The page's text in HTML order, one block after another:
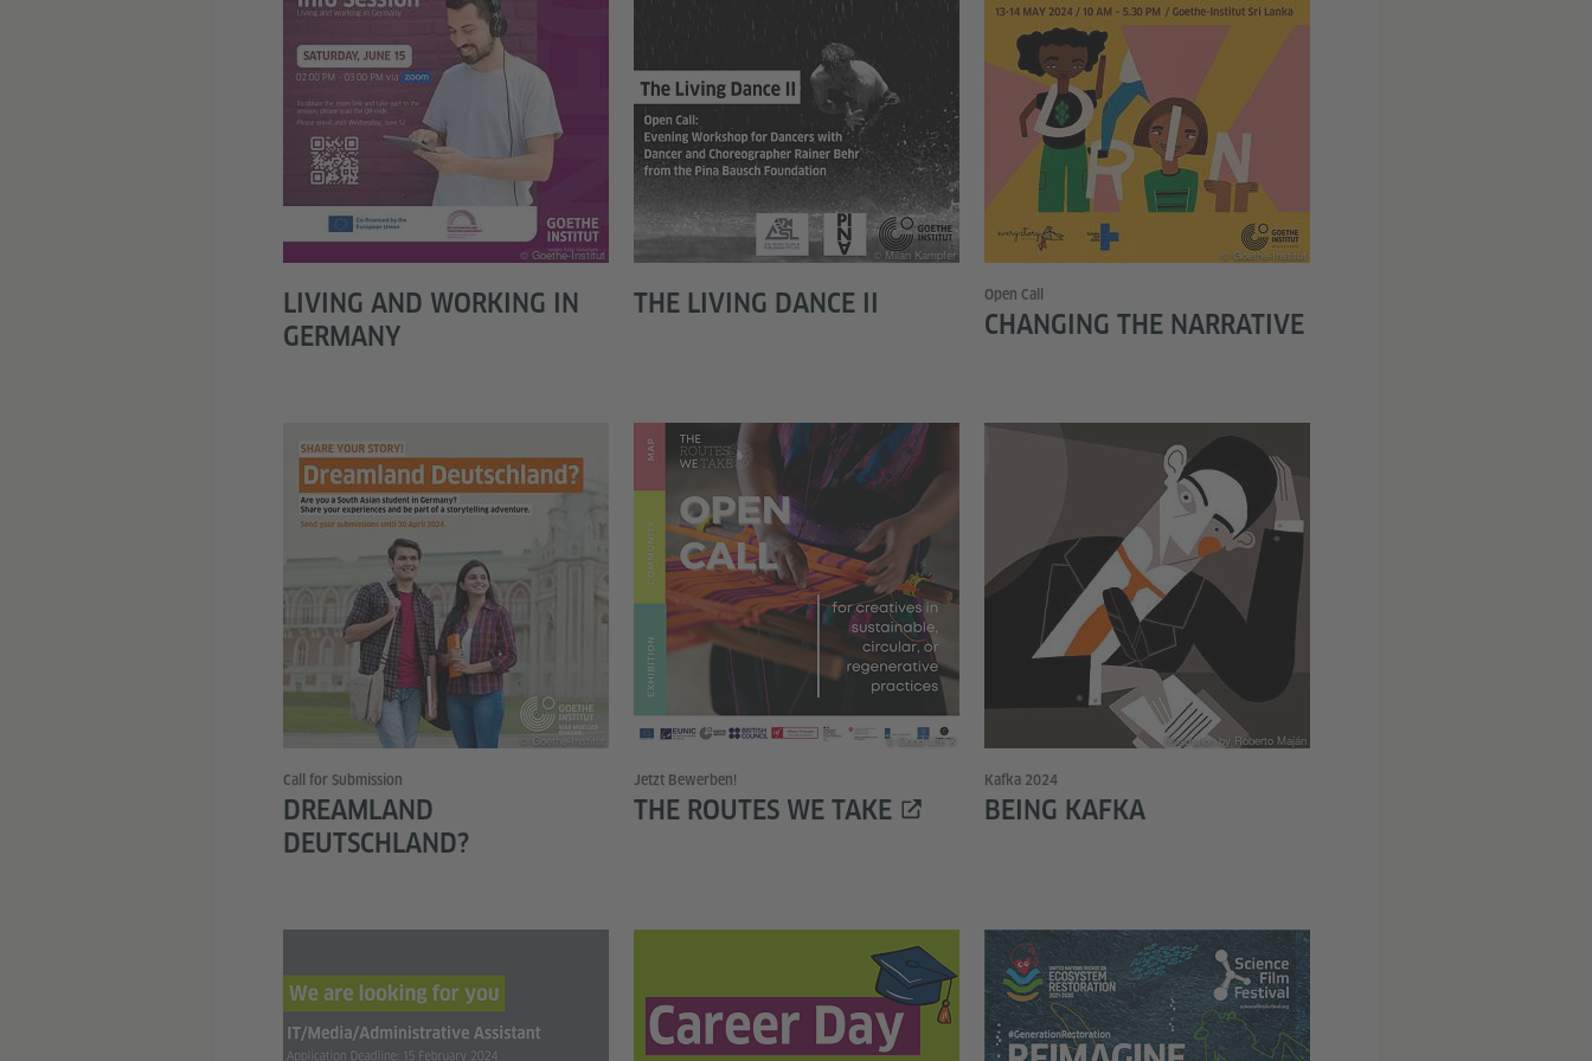
© Goethe-Institut
LIVING AND WORKING IN
GERMANY
© Milan Kampfer
THE LIVING DANCE II
© Goethe-Institut
Open Call
CHANGING THE NARRATIVE
© Goethe-Institut
Call for Submission
DREAMLAND
DEUTSCHLAND?
© Good Life X
Jetzt Bewerben!
THE ROUTES WE TAKE
Illustration by Roberto Maján
Kafka 2024
BEING KAFKA